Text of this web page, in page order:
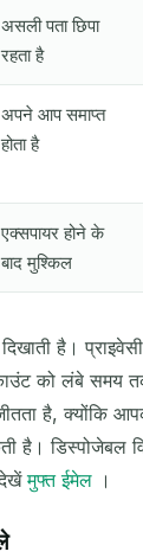
असली पता छिपा
रहता है
अपने आप समाप्त
होता है
एक्सपायर होने के
बाद मुश्किल
है।
को लंबे समय
है, क्योंकि
डिस्पोजेबल
देखेंमुफ्त ईमेल ।